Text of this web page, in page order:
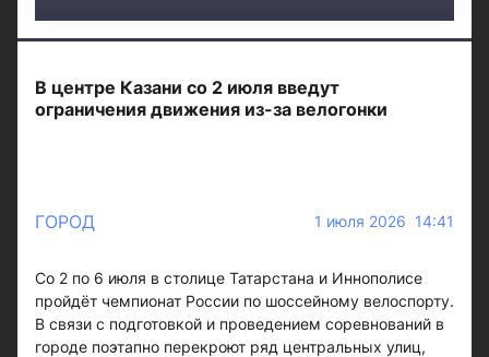
В центре Казани со 2 июля введут
ограничения движения из-за велогонки
ГОРОД 1 июля 2026 14:41
Со 2 по 6 июля в столице Татарстана и Иннополисе
пройдёт чемпионат России по шоссейному велоспорту.
В связи с подготовкой и проведением соревнований в
городе поэтапно перекроют ряд центральных улиц,